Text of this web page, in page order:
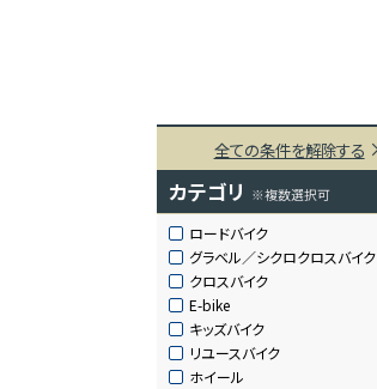
全ての条件を解除する
カテゴリ ※複数選択可
ロードバイク
グラベル／シクロクロスバイク
クロスバイク
E-bike
キッズバイク
リユースバイク
ホイール